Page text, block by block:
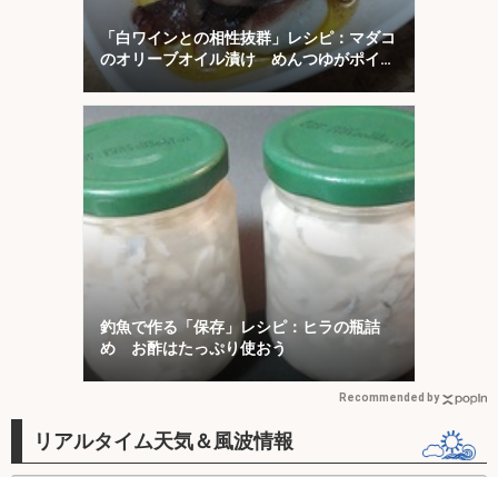
「白ワインとの相性抜群」レシピ：マダコ
のオリーブオイル漬け めんつゆがポイン
ト
釣魚で作る「保存」レシピ：ヒラの瓶詰
め お酢はたっぷり使おう
Recommended by
リアルタイム天気＆風波情報